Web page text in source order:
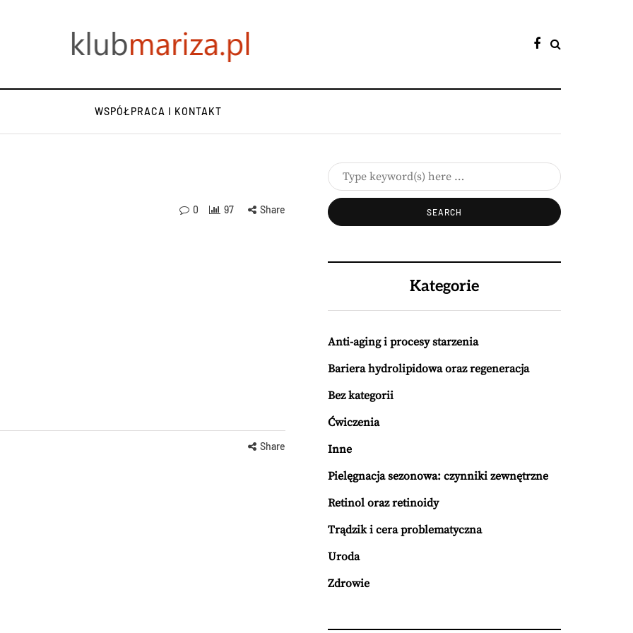
WSPÓŁPRACA I KONTAKT
0 97 Share
Share
Kategorie
Anti-aging i procesy starzenia
Bariera hydrolipidowa oraz regeneracja
Bez kategorii
Ćwiczenia
Inne
Pielęgnacja sezonowa: czynniki zewnętrzne
Retinol oraz retinoidy
Trądzik i cera problematyczna
Uroda
Zdrowie